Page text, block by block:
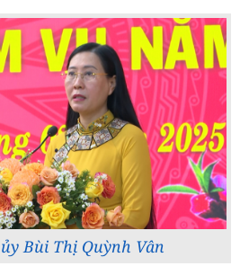
Bùi Thị Quỳnh Vân